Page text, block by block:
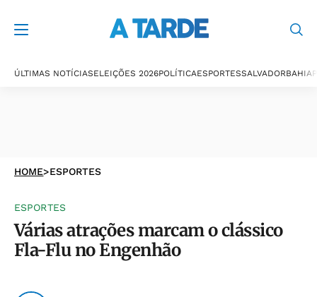
ÚLTIMAS NOTÍCIASELEIÇÕES 2026POLÍTICAESPORTESSALVADORBAHIA
HOME>ESPORTES
ESPORTES
Várias atrações marcam o clássico
Fla-Flu no Engenhão